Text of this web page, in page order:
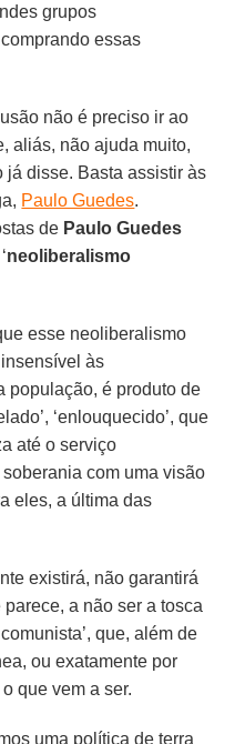
grupos
essas
não é preciso ir ao
aliás, não ajuda muito,
já disse. Basta assistir às
Paulo Guedes.
de Paulo Guedes
neoliberalismo
esse neoliberalismo
às
população, é produto de
‘enlouquecido’, que
até o serviço
com uma visão
eles, a última das
existirá, não garantirá
a não ser a tosca
que, além de
ou exatamente por
que vem a ser.
uma política de terra